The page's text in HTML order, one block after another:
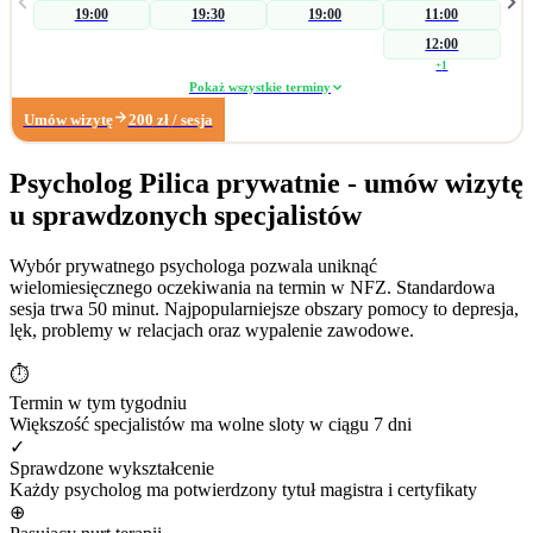
przyczyn zaburzenia, a następnie koncentruję się na czynnikach
psychogennych. W zakresie wsparcia seksuologicznego pomagam parom i
osobom indywidualnym podczas konfliktów wpływających na ich seksualność.
Pracuję również z: • zaburzeniami libido (hiperlibidemia, hipolibidemia), •
od pornografii oraz masturbacji, • wpływem substancji psychoaktywnych na
seksualność. Poza obszarem seksuologicznym wspieram osoby z trudnościami
w radzeniu sobie z: • zarządzaniem trudnymi emocjami, • relacjami
społecznymi, • sytuacjami kryzysowymi i stresem adaptacyjnym, • obniżonym
nastrojem i lękiem. Dzięki wieloletniemu doświadczeniu w biznesie zapraszam
również na konsultacje dotyczące: • wypalenia zawodowego, • kryzysu
związanego z długotrwałym poszukiwaniem pracy, • stresu związanego ze
zmianą zawodową. Moje największe sukcesy zawodowe: • terapia
krótkoterminowa, której efektem było dokonanie coming outu w rodzinie, •
diagnoza wytrysku wstecznego, • diagnoza pochwicy.
19:00
19:30
19:00
11:00
12:00
+1
Pokaż wszystkie terminy
Umów wizytę 200 zł / sesja
Psycholog Pilica prywatnie - umów wizytę
u sprawdzonych specjalistów
Wybór prywatnego psychologa pozwala uniknąć
wielomiesięcznego oczekiwania na termin w NFZ. Standardowa
sesja trwa 50 minut. Najpopularniejsze obszary pomocy to depresja,
lęk, problemy w relacjach oraz wypalenie zawodowe.
⏱
Termin w tym tygodniu
Większość specjalistów ma wolne sloty w ciągu 7 dni
✓
Sprawdzone wykształcenie
Każdy psycholog ma potwierdzony tytuł magistra i certyfikaty
⊕